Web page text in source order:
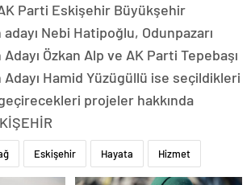
Parti Eskişehir Büyükşehir
Nebi Hatipoğlu, Odunpazarı
Özkan Alp ve AK Parti Tepebaşı
Hamid Yüzügüllü ise seçildikleri
projeler hakkında
Eskişehir Hayata Hizmet